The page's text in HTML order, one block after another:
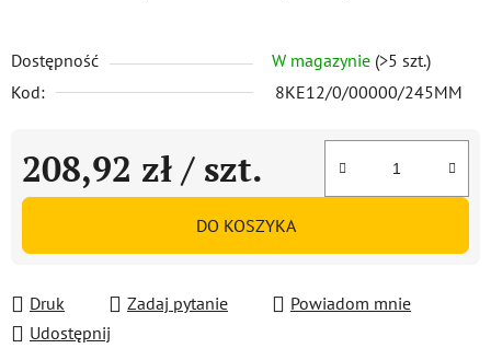
Dostępność W magazynie (>5 szt.)
Kod:
8KE12/0/00000/245MM
208,92 zł / szt.
Cena jednostkowa:
DO KOSZYKA
Druk Zadaj pytanie
Powiadom mnie
Udostępnij